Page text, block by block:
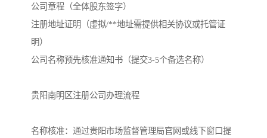
公司章程（全体股东签字）‌
注册地址证明（虚拟/**地址需提供相关协议或托管证
明）‌
公司名称预先核准通知书（提交3-5个备选名称）‌
贵阳南明区注册公司‌办理流程‌
‌名称核准‌：通过贵阳市场监督管理局官网或线下窗口提